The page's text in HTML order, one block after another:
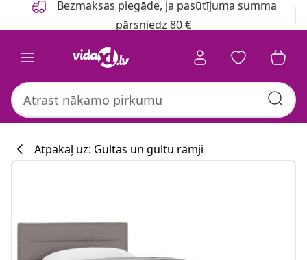
Bezmaksas piegāde, ja pasūtījuma summa
pārsniedz 80 €
Atpakaļ uz: Gultas un gultu rāmji